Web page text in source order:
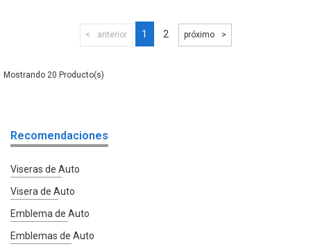
anterior 1 2 próximo
20
Recomendaciones
Viseras de Auto
Visera de Auto
Emblema de Auto
Emblemas de Auto